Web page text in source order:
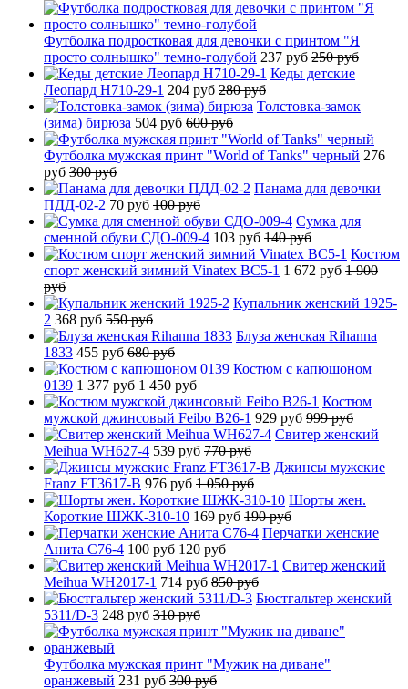
Футболка подростковая для девочки с принтом "Я
просто солнышко" темно-голубой 237 руб 250 руб
Кеды детские
Леопард H710-29-1 204 руб 280 руб
Толстовка-замок
(зима) бирюза 504 руб 600 руб
Футболка мужская принт "World of Tanks" черный 276
руб 300 руб
Панама для девочки
ПДД-02-2 70 руб 100 руб
Сумка для
сменной обуви СДО-009-4 103 руб 140 руб
Костюм
спорт женский зимний Vinatex BC5-1 1 672 руб 1 900
руб
Купальник женский 1925-
2 368 руб 550 руб
Блуза женская Rihanna
1833 455 руб 680 руб
Костюм с капюшоном
0139 1 377 руб 1 450 руб
Костюм
мужской джинсовый Feibo B26-1 929 руб 999 руб
Свитер женский
Meihua WH627-4 539 руб 770 руб
Джинсы мужские
Franz FT3617-B 976 руб 1 050 руб
Шорты жен.
Короткие ШЖК-310-10 169 руб 190 руб
Перчатки женские
Анита C76-4 100 руб 120 руб
Свитер женский
Meihua WH2017-1 714 руб 850 руб
Бюстгальтер женский
5311/D-3 248 руб 310 руб
Футболка мужская принт "Мужик на диване"
оранжевый 231 руб 300 руб